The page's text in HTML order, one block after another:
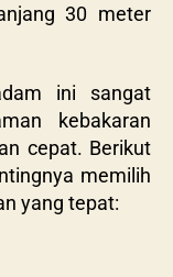
30 meter
ini sangat
kebakaran
cepat. Berikut
memilih
yang tepat: